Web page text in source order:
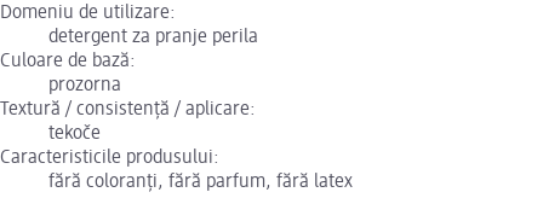
Domeniu de utilizare:
detergent za pranje perila
Culoare de bază:
prozorna
Textură / consistență / aplicare:
tekoče
Caracteristicile produsului:
fără coloranți, fără parfum, fără latex